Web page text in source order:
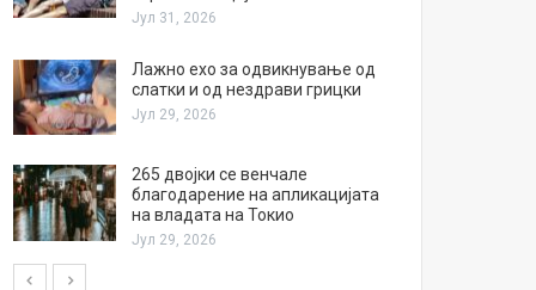
Јул 31, 2026
Лажно ехо за одвикнување од
слатки и од нездрави грицки
Јул 29, 2026
265 двојки се венчале
благодарение на апликацијата
на владата на Токио
Јул 29, 2026